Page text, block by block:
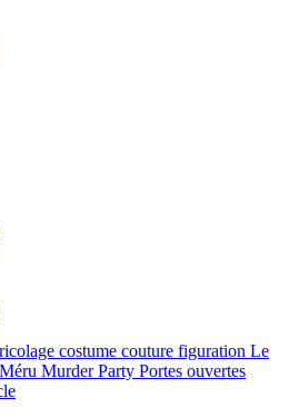
costume couture figuration Le
Méru Murder Party Portes ouvertes